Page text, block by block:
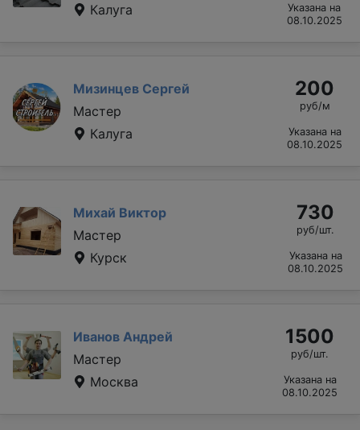
Калуга
Указана на
08.10.2025
Мизинцев Сергей
Мастер
Калуга
200
руб/м
Указана на
08.10.2025
Михай Виктор
Мастер
Курск
730
руб/шт.
Указана на
08.10.2025
Иванов Андрей
Мастер
Москва
1500
руб/шт.
Указана на
08.10.2025